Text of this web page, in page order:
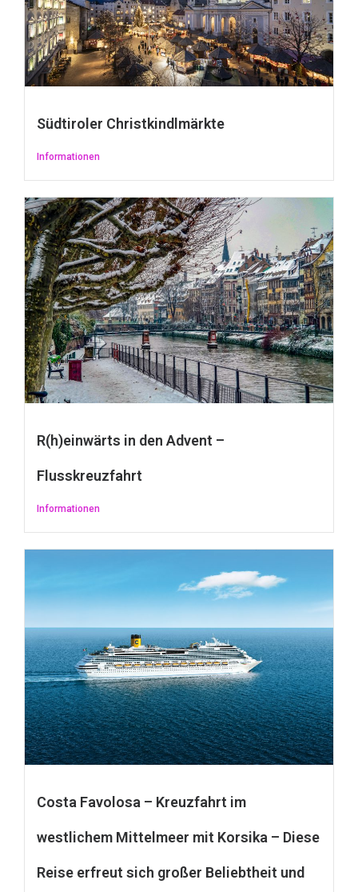
Südtiroler Christkindlmärkte
Informationen
R(h)einwärts in den Advent –
Flusskreuzfahrt
Informationen
Costa Favolosa – Kreuzfahrt im
westlichem Mittelmeer mit Korsika – Diese
Reise erfreut sich großer Beliebtheit und